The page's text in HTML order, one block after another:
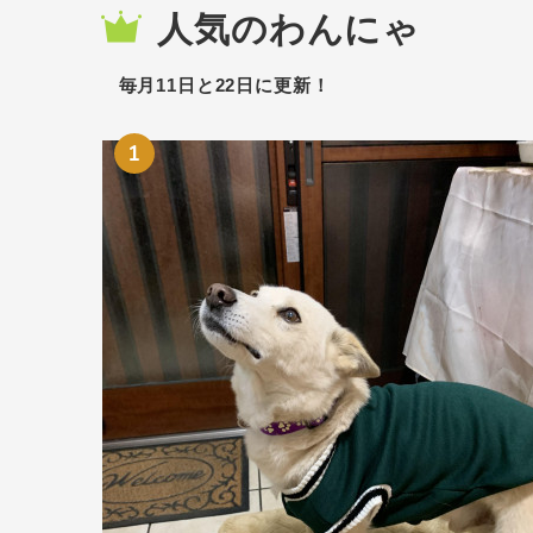
人気のわんにゃ
毎月11日と22日に更新！
1